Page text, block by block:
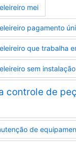
mei
pagamento
que trabalha
sem instalação
controle de
de